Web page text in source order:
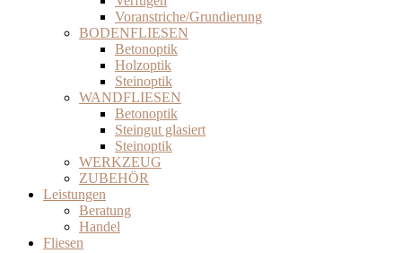
Voranstriche/Grundierung
BODENFLIESEN
Betonoptik
Holzoptik
Steinoptik
WANDFLIESEN
Betonoptik
Steingut glasiert
Steinoptik
WERKZEUG
ZUBEHÖR
Leistungen
Beratung
Handel
Fliesen